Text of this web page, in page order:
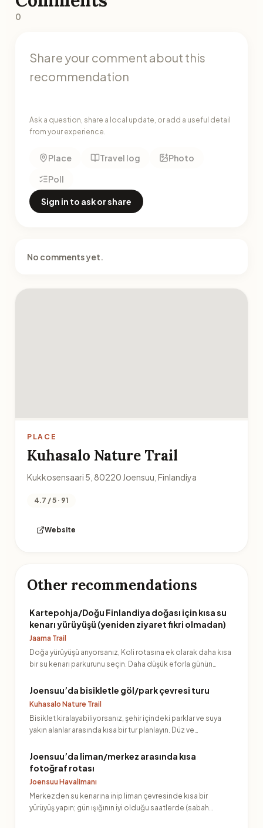
0
Ask a question, share a local update, or add a useful detail
from your experience.
Place Travel log
Photo
Poll
Sign in to ask or share
No comments yet.
PLACE
Kuhasalo Nature Trail
Kukkosensaari 5, 80220 Joensuu, Finlandiya
4.7 / 5 · 91
Website
Other recommendations
Kartepohja/Doğu Finlandiya doğası için kısa su
kenarı yürüyüşü (yeniden ziyaret fikri olmadan)
Jaama Trail
Doğa yürüyüşü arıyorsanız, Koli rotasına ek olarak daha kısa
bir su kenarı parkurunu seçin. Daha düşük eforla günün…
Joensuu’da bisikletle göl/park çevresi turu
Kuhasalo Nature Trail
Bisiklet kiralayabiliyorsanız, şehir içindeki parklar ve suya
yakın alanlar arasında kısa bir tur planlayın. Düz ve…
Joensuu’da liman/merkez arasında kısa
fotoğraf rotası
Joensuu Havalimanı
Merkezden su kenarına inip liman çevresinde kısa bir
yürüyüş yapın; gün ışığının iyi olduğu saatlerde (sabah